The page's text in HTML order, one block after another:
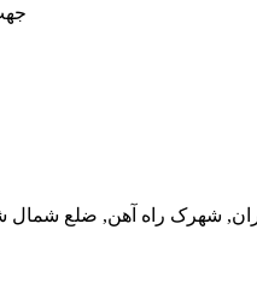
شهرک راه آهن, ضلع شمال